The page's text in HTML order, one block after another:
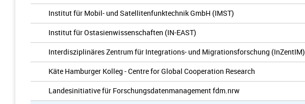
Institut für Mobil- und Satellitenfunktechnik GmbH (IMST)
Institut für Ostasienwissenschaften (IN-EAST)
Interdisziplinäres Zentrum für Integrations- und Migrationsforschung (InZentIM)
Käte Hamburger Kolleg - Centre for Global Cooperation Research
Landesinitiative für Forschungsdatenmanagement fdm.nrw